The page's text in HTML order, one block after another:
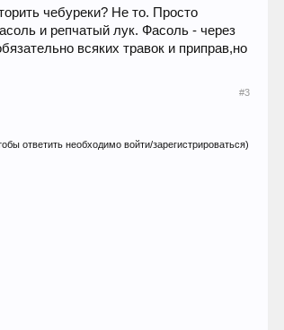
чебуреки? Не то. Просто
и репчатый лук. Фасоль - через
всяких травок и приправ,но
#3
ответить необходимо войти/зарегистрироваться)